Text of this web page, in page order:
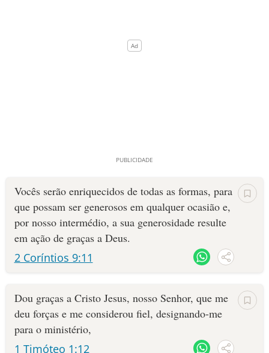
Vocês serão enriquecidos de todas as formas, para
que possam ser generosos em qualquer ocasião e,
por nosso intermédio, a sua generosidade resulte
em ação de graças a Deus.
2 Coríntios 9:11
Dou graças a Cristo Jesus, nosso Senhor, que me
deu forças e me considerou fiel, designando-me
para o ministério,
1 Timóteo 1:12